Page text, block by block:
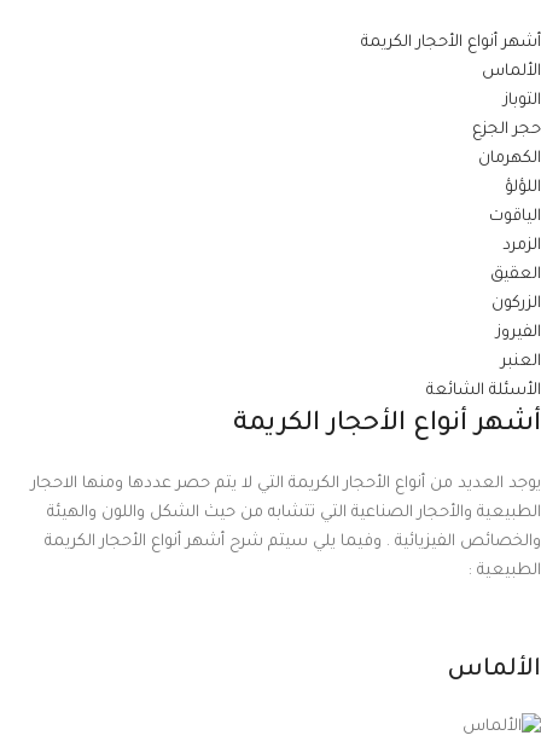
أشهر أنواع الأحجار الكريمة
الألماس
التوباز
حجر الجزع
الكهرمان
اللؤلؤ
الياقوت
الزمرد
العقيق
الزركون
الفيروز
العنبر
الأسئلة الشائعة
أشهر أنواع الأحجار الكريمة
يوجد العديد من أنواع الأحجار الكريمة التي لا يتم حصر عددها ومنها الاحجار
الطبيعية والأحجار الصناعية التي تتشابه من حيث الشكل واللون والهيئة
والخصائص الفيزيائية . وفيما يلي سيتم شرح أشهر أنواع الأحجار الكريمة
الطبيعية :
الألماس